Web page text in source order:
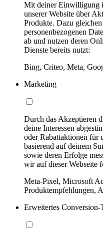
Mit deiner Einwilligung
unserer Website über
Produkte. Dazu
personenbezogenen
ab und nutzen deren
Dienste bereits nutzt:
Bing, Criteo, Meta,
Marketing
Durch das Akzeptieren
deine Interessen
oder Rabattaktionen für
basierend auf deinem
sowie deren Erfolge
wir auf dieser Webseite
Meta-Pixel, Microsoft
Produktempfehlungen,
Erweitertes Conversion-